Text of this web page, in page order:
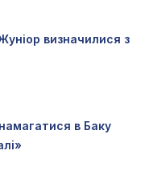
Жуніор визначилися з
в Баку